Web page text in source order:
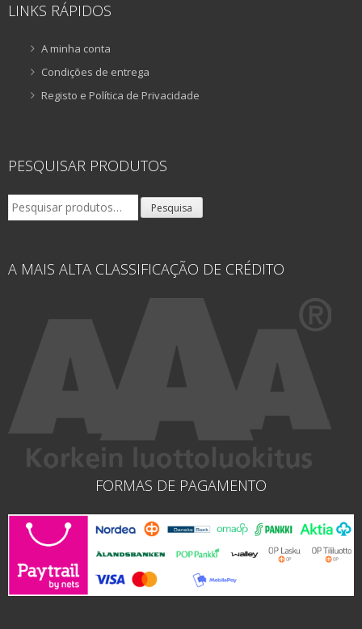
LINKS RÁPIDOS
A minha conta
Condições de entrega
Registo e Política de Privacidade
PESQUISAR PRODUTOS
Pesquisar
por:
Pesquisa
A MAIS ALTA CLASSIFICAÇÃO DE CRÉDITO
FORMAS DE PAGAMENTO